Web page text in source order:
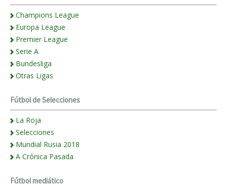
Champions League
Europa League
Premier League
Serie A
Bundesliga
Otras Ligas
Fútbol de Selecciones
La Roja
Selecciones
Mundial Rusia 2018
A Crónica Pasada
Fútbol mediático